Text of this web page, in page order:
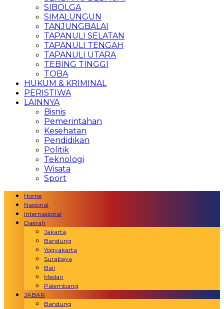
SIBOLGA
SIMALUNGUN
TANJUNGBALAI
TAPANULI SELATAN
TAPANULI TENGAH
TAPANULI UTARA
TEBING TINGGI
TOBA
HUKUM & KRIMINAL
PERISTIWA
LAINNYA
Bisnis
Pemerintahan
Kesehatan
Pendidikan
Politik
Teknologi
Wisata
Sport
Home
Nasional
Internasional
Daerah
Jakarta
Bandung
Yogyakarta
Surabaya
Bali
Medan
Palembang
JABAR
Bandung